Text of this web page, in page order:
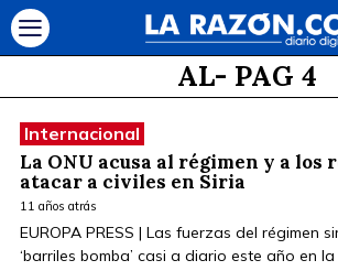
AL- PAG 4
Internacional
La ONU acusa al régimen y a los
atacar a civiles en Siria
11 años atrás
EUROPA PRESS | Las fuerzas del régimen
‘barriles bomba’ casi a diario este año en